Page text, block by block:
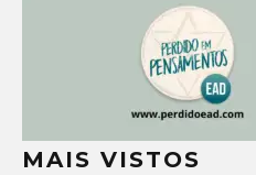
MAIS VISTOS